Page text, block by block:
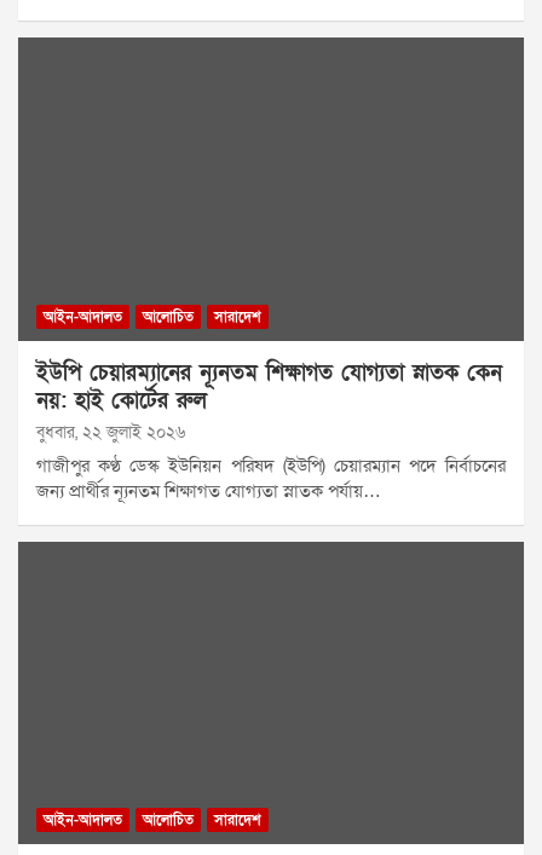
আইন-আদালত আলোচিত সারাদেশ
ইউপি চেয়ারম্যানের ন্যূনতম শিক্ষাগত যোগ্যতা স্নাতক কেন
নয়: হাই কোর্টের রুল
বুধবার, ২২ জুলাই ২০২৬
গাজীপুর কণ্ঠ ডেস্ক ইউনিয়ন পরিষদ (ইউপি) চেয়ারম্যান পদে নির্বাচনের
জন্য প্রার্থীর ন্যূনতম শিক্ষাগত যোগ্যতা স্নাতক পর্যায়…
আইন-আদালত আলোচিত সারাদেশ